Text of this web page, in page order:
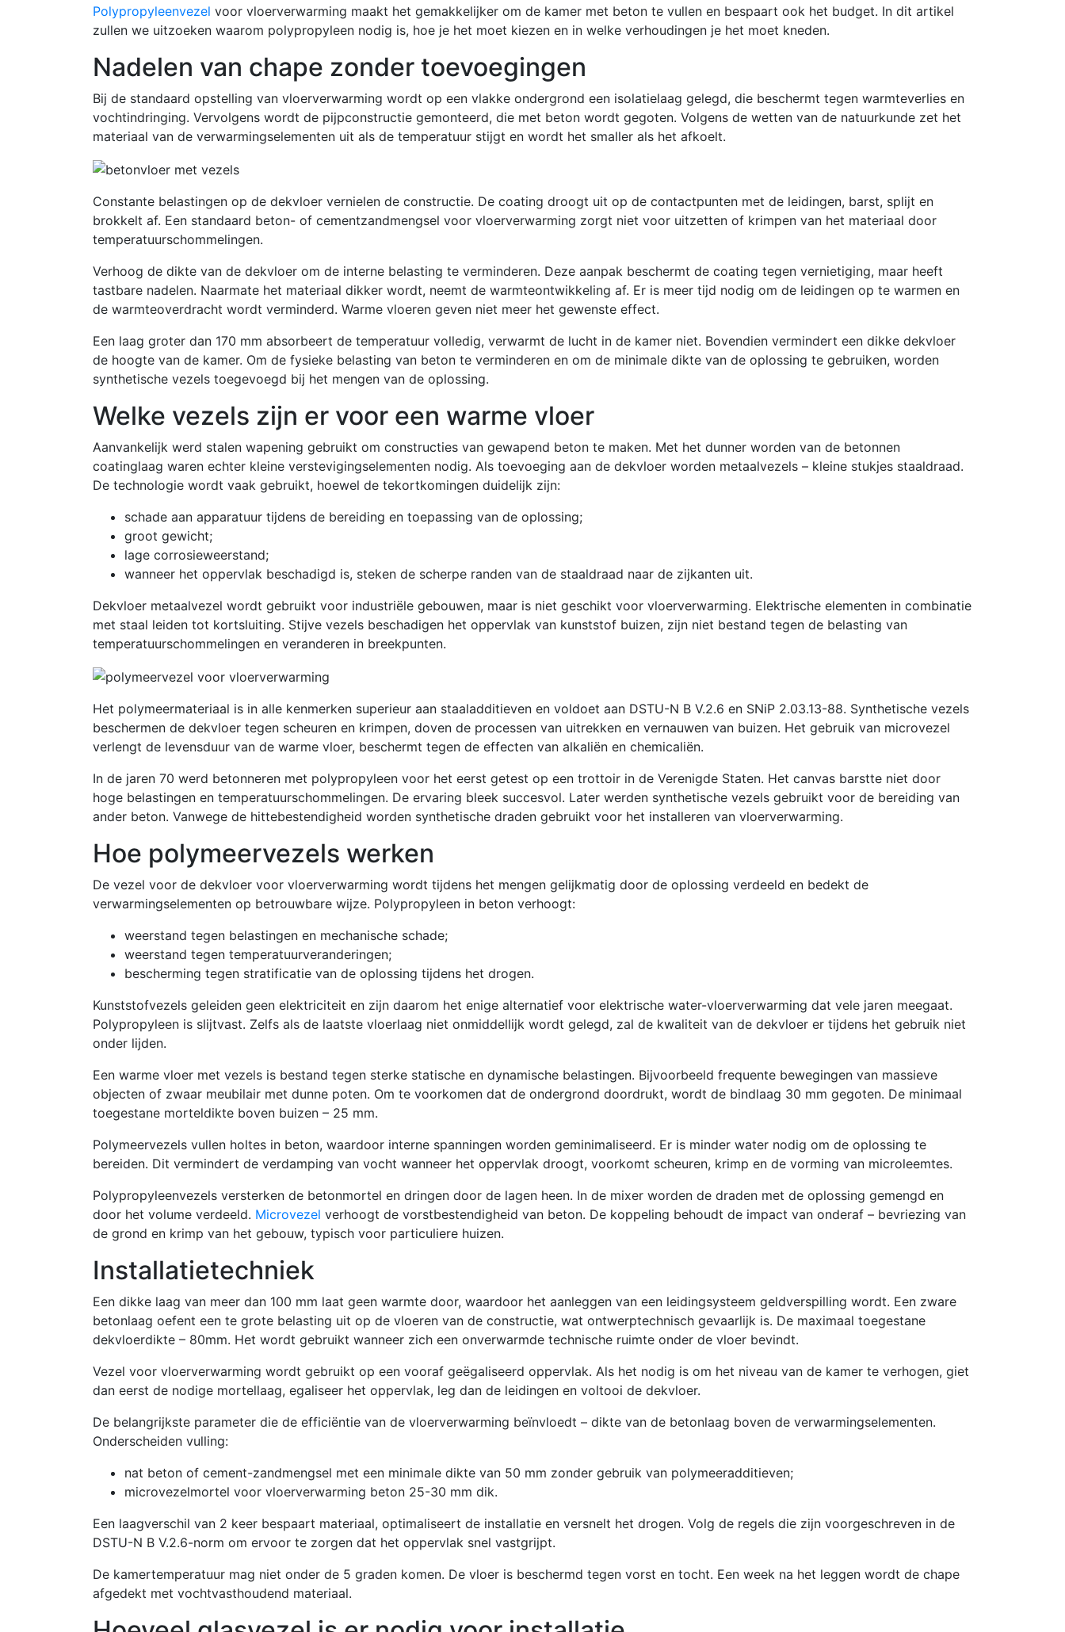
Polypropyleenvezel voor vloerverwarming maakt het gemakkelijker om de kamer met beton te vullen en bespaart ook het budget. In dit artikel
zullen we uitzoeken waarom polypropyleen nodig is, hoe je het moet kiezen en in welke verhoudingen je het moet kneden.
Nadelen van chape zonder toevoegingen
Bij de standaard opstelling van vloerverwarming wordt op een vlakke ondergrond een isolatielaag gelegd, die beschermt tegen warmteverlies en
vochtindringing. Vervolgens wordt de pijpconstructie gemonteerd, die met beton wordt gegoten. Volgens de wetten van de natuurkunde zet het
materiaal van de verwarmingselementen uit als de temperatuur stijgt en wordt het smaller als het afkoelt.
Constante belastingen op de dekvloer vernielen de constructie. De coating droogt uit op de contactpunten met de leidingen, barst, splijt en
brokkelt af. Een standaard beton- of cementzandmengsel voor vloerverwarming zorgt niet voor uitzetten of krimpen van het materiaal door
temperatuurschommelingen.
Verhoog de dikte van de dekvloer om de interne belasting te verminderen. Deze aanpak beschermt de coating tegen vernietiging, maar heeft
tastbare nadelen. Naarmate het materiaal dikker wordt, neemt de warmteontwikkeling af. Er is meer tijd nodig om de leidingen op te warmen en
de warmteoverdracht wordt verminderd. Warme vloeren geven niet meer het gewenste effect.
Een laag groter dan 170 mm absorbeert de temperatuur volledig, verwarmt de lucht in de kamer niet. Bovendien vermindert een dikke dekvloer
de hoogte van de kamer. Om de fysieke belasting van beton te verminderen en om de minimale dikte van de oplossing te gebruiken, worden
synthetische vezels toegevoegd bij het mengen van de oplossing.
Welke vezels zijn er voor een warme vloer
Aanvankelijk werd stalen wapening gebruikt om constructies van gewapend beton te maken. Met het dunner worden van de betonnen
coatinglaag waren echter kleine verstevigingselementen nodig. Als toevoeging aan de dekvloer worden metaalvezels – kleine stukjes staaldraad.
De technologie wordt vaak gebruikt, hoewel de tekortkomingen duidelijk zijn:
schade aan apparatuur tijdens de bereiding en toepassing van de oplossing;
groot gewicht;
lage corrosieweerstand;
wanneer het oppervlak beschadigd is, steken de scherpe randen van de staaldraad naar de zijkanten uit.
Dekvloer metaalvezel wordt gebruikt voor industriële gebouwen, maar is niet geschikt voor vloerverwarming. Elektrische elementen in combinatie
met staal leiden tot kortsluiting. Stijve vezels beschadigen het oppervlak van kunststof buizen, zijn niet bestand tegen de belasting van
temperatuurschommelingen en veranderen in breekpunten.
Het polymeermateriaal is in alle kenmerken superieur aan staaladditieven en voldoet aan DSTU-N B V.2.6 en SNiP 2.03.13-88. Synthetische vezels
beschermen de dekvloer tegen scheuren en krimpen, doven de processen van uitrekken en vernauwen van buizen. Het gebruik van microvezel
verlengt de levensduur van de warme vloer, beschermt tegen de effecten van alkaliën en chemicaliën.
In de jaren 70 werd betonneren met polypropyleen voor het eerst getest op een trottoir in de Verenigde Staten. Het canvas barstte niet door
hoge belastingen en temperatuurschommelingen. De ervaring bleek succesvol. Later werden synthetische vezels gebruikt voor de bereiding van
ander beton. Vanwege de hittebestendigheid worden synthetische draden gebruikt voor het installeren van vloerverwarming.
Hoe polymeervezels werken
De vezel voor de dekvloer voor vloerverwarming wordt tijdens het mengen gelijkmatig door de oplossing verdeeld en bedekt de
verwarmingselementen op betrouwbare wijze. Polypropyleen in beton verhoogt:
weerstand tegen belastingen en mechanische schade;
weerstand tegen temperatuurveranderingen;
bescherming tegen stratificatie van de oplossing tijdens het drogen.
Kunststofvezels geleiden geen elektriciteit en zijn daarom het enige alternatief voor elektrische water-vloerverwarming dat vele jaren meegaat.
Polypropyleen is slijtvast. Zelfs als de laatste vloerlaag niet onmiddellijk wordt gelegd, zal de kwaliteit van de dekvloer er tijdens het gebruik niet
onder lijden.
Een warme vloer met vezels is bestand tegen sterke statische en dynamische belastingen. Bijvoorbeeld frequente bewegingen van massieve
objecten of zwaar meubilair met dunne poten. Om te voorkomen dat de ondergrond doordrukt, wordt de bindlaag 30 mm gegoten. De minimaal
toegestane morteldikte boven buizen – 25 mm.
Polymeervezels vullen holtes in beton, waardoor interne spanningen worden geminimaliseerd. Er is minder water nodig om de oplossing te
bereiden. Dit vermindert de verdamping van vocht wanneer het oppervlak droogt, voorkomt scheuren, krimp en de vorming van microleemtes.
Polypropyleenvezels versterken de betonmortel en dringen door de lagen heen. In de mixer worden de draden met de oplossing gemengd en
door het volume verdeeld. Microvezel verhoogt de vorstbestendigheid van beton. De koppeling behoudt de impact van onderaf – bevriezing van
de grond en krimp van het gebouw, typisch voor particuliere huizen.
Installatietechniek
Een dikke laag van meer dan 100 mm laat geen warmte door, waardoor het aanleggen van een leidingsysteem geldverspilling wordt. Een zware
betonlaag oefent een te grote belasting uit op de vloeren van de constructie, wat ontwerptechnisch gevaarlijk is. De maximaal toegestane
dekvloerdikte – 80mm. Het wordt gebruikt wanneer zich een onverwarmde technische ruimte onder de vloer bevindt.
Vezel voor vloerverwarming wordt gebruikt op een vooraf geëgaliseerd oppervlak. Als het nodig is om het niveau van de kamer te verhogen, giet
dan eerst de nodige mortellaag, egaliseer het oppervlak, leg dan de leidingen en voltooi de dekvloer.
De belangrijkste parameter die de efficiëntie van de vloerverwarming beïnvloedt – dikte van de betonlaag boven de verwarmingselementen.
Onderscheiden vulling:
nat beton of cement-zandmengsel met een minimale dikte van 50 mm zonder gebruik van polymeeradditieven;
microvezelmortel voor vloerverwarming beton 25-30 mm dik.
Een laagverschil van 2 keer bespaart materiaal, optimaliseert de installatie en versnelt het drogen. Volg de regels die zijn voorgeschreven in de
DSTU-N B V.2.6-norm om ervoor te zorgen dat het oppervlak snel vastgrijpt.
De kamertemperatuur mag niet onder de 5 graden komen. De vloer is beschermd tegen vorst en tocht. Een week na het leggen wordt de chape
afgedekt met vochtvasthoudend materiaal.